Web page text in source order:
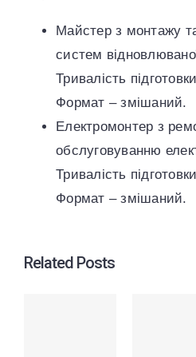
Майстер з монтажу
систем
Тривалість
Формат – змішаний.
Електромонтер з
обслуговуванню
Тривалість
Формат – змішаний.
Related Posts